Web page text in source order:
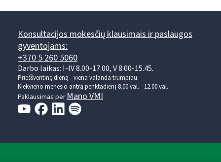
Konsultacijos mokesčių klausimais ir paslaugos
gyventojams:
+370 5 260 5060
Darbo laikas: I-IV 8.00-17.00, V 8.00-15.45.
Prieššventinę dieną - viena valanda trumpiau.
Kiekvieno mėnesio antrą penktadienį 8.00 val. - 12.00 val.
Paklausimas per Mano VMI